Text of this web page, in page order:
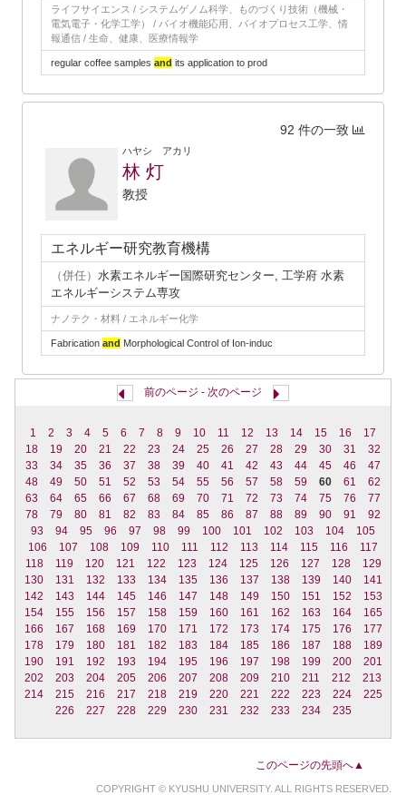
ライフサイエンス / システムゲノム科学、ものづくり技術（機械・
電気電子・化学工学） / バイオ機能応用、バイオプロセス工学、情
報通信 / 生命、健康、医療情報学
regular coffee samples and its application to prod
92 件の一致
ハヤシ アカリ
林 灯
教授
エネルギー研究教育機構
（併任） 水素エネルギー国際研究センター, 工学府 水素
エネルギーシステム専攻
ナノテク・材料 / エネルギー化学
Fabrication and Morphological Control of Ion-induc
前のページ - 次のページ
1 2 3 4 5 6 7 8 9 10 11 12 13 14 15 16
17
18
19 20 21 22 23 24 25 26 27 28 29 30 31
32
33
34 35 36 37 38 39 40 41 42 43 44 45 46
47
48
49 50 51 52 53 54 55 56 57 58 59 60 61
62
63
64 65 66 67 68 69 70 71 72 73 74 75 76
77
78
79 80 81 82 83 84 85 86 87 88 89 90 91
92
93
94 95 96 97 98 99 100 101 102 103 104
105
106
107 108 109 110 111 112 113 114 115 116
117
118
119 120 121 122 123 124 125 126 127 128
129
130
131 132 133 134 135 136 137 138 139 140
141
142
143 144 145 146 147 148 149 150 151 152
153
154
155 156 157 158 159 160 161 162 163 164
165
166
167 168 169 170 171 172 173 174 175 176
177
178
179 180 181 182 183 184 185 186 187 188
189
190
191 192 193 194 195 196 197 198 199 200
201
202
203 204 205 206 207 208 209 210 211 212
213
214
215 216 217 218 219 220 221 222 223 224
225
226
227 228 229 230 231 232 233 234 235
このページの先頭へ▲
COPYRIGHT © KYUSHU UNIVERSITY. ALL RIGHTS RESERVED.